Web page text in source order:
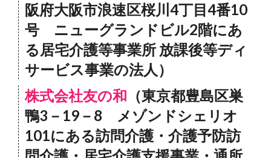
阪府大阪市浪速区桜川4丁目4番10
号 ニューグランドビル2階にあ
る居宅介護等事業所 放課後等ディ
サービス事業の法人）
株式会社友の和 （東京都豊島区巣
鴨3－19－8 メゾンドシェリオ
101にある訪問介護・介護予防訪